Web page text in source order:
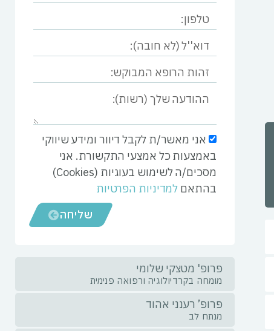
אני מאשר/ת לקבל דיוור ומידע שיווקי
באמצעות כל אמצעי התקשורת. אני
מסכים/ה לשימוש בעוגיות (Cookies)
בהתאם למדיניות הפרטיות
שליחה
פרופ' מטצקי שלומי
מומחה בקרדיולוגיה ורפואה פנימית
פרופ’ רענני אהוד
מנתח לב